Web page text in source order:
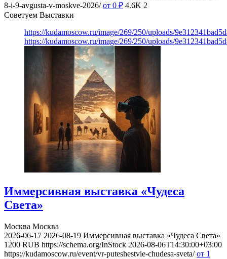
8-i-9-avgusta-v-moskve-2026/ от 0 ₽ 4.6K 2
Советуем Выставки
https://kudamoscow.ru/image/269/250/uploads/
https://kudamoscow.ru/image/269/250/uploads/
Иммерсивная выставка «Чудеса
Света»
Москва Москва
2026-06-17 2026-08-19 Иммерсивная выставка «Чудеса Света»
1200 RUB https://schema.org/InStock 2026-08-06T14:30:00+03:00
https://kudamoscow.ru/event/vr-puteshestvie-chudesa-sveta/ от 1